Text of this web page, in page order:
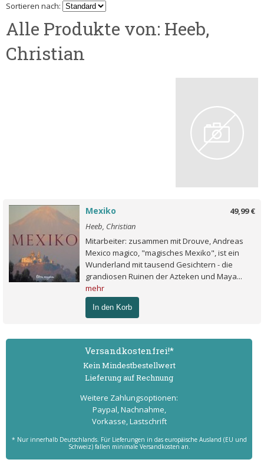
Sortieren nach:
Alle Produkte von: Heeb,
Christian
49,99 €
Mexiko
Heeb, Christian
Mitarbeiter: zusammen mit Drouve, Andreas
Mexico magico, "magisches Mexiko", ist ein
Wunderland mit tausend Gesichtern - die
grandiosen Ruinen der Azteken und Maya...
mehr
In den Korb
Versand­kostenfrei!*
Kein Mindest­bestell­wert
Lieferung auf Rechnung
Weitere Zahlungs­optionen:
Paypal, Nachnahme,
Vorkasse, Lastschrift
* Nur innerhalb Deutschlands. Für Lieferungen in das europäische Ausland (EU und
Schweiz) fallen minimale Versandkosten an.